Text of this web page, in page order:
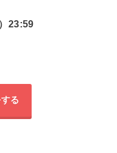
23:59
る